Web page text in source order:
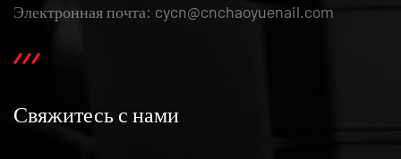
Электронная почта: cycn@cnchaoyuenail.com
Свяжитесь с нами